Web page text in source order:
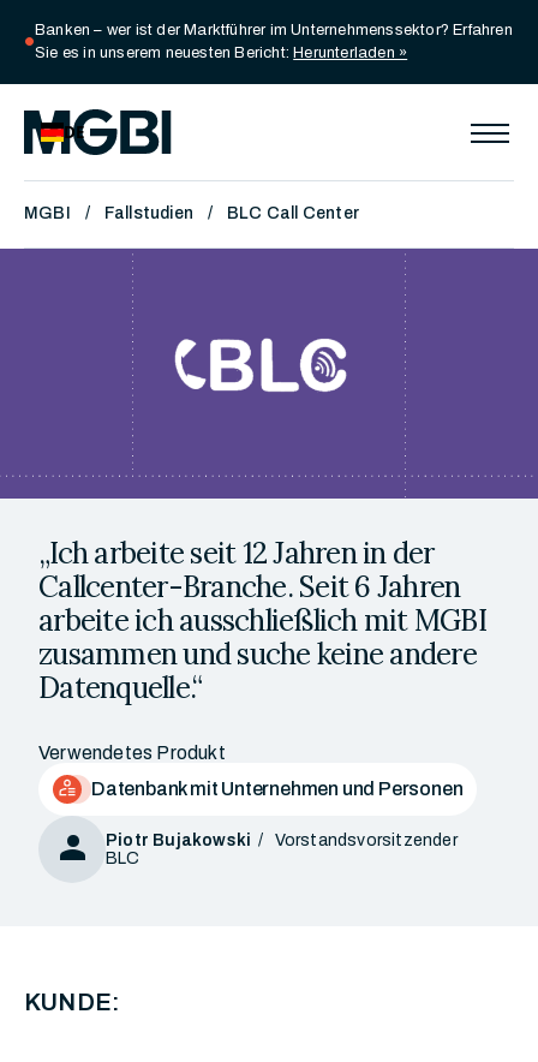
circle
Banken – wer ist der Marktführer im Unternehmenssektor? Erfahren
Sie es in unserem neuesten Bericht: Herunterladen »
DE
MGBI Fallstudien BLC Call Center
„Ich arbeite seit 12 Jahren in der
Callcenter-Branche. Seit 6 Jahren
arbeite ich ausschließlich mit MGBI
zusammen und suche keine andere
Datenquelle.“
Verwendetes Produkt
Datenbank mit Unternehmen und Personen
Person Piotr Bujakowski
Vorstandsvorsitzender
BLC
KUNDE: